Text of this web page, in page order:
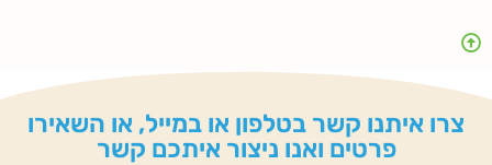
צרו איתנו קשר בטלפון או במייל, או השאירו
פרטים ואנו ניצור איתכם קשר